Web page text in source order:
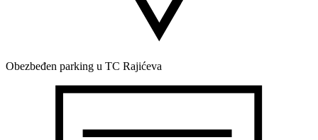
Obezbeđen parking u TC Rajićeva